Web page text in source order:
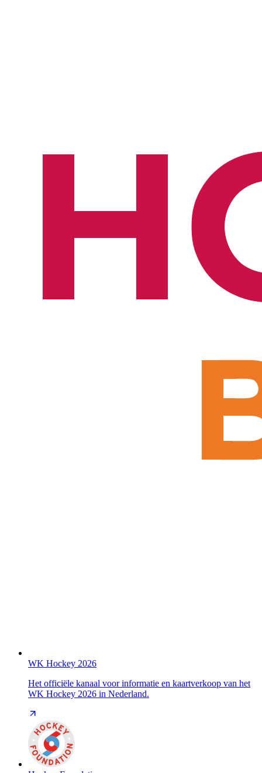
WK Hockey 2026
Het officiële kanaal voor informatie en kaartverkoop van het
WK Hockey 2026 in Nederland.